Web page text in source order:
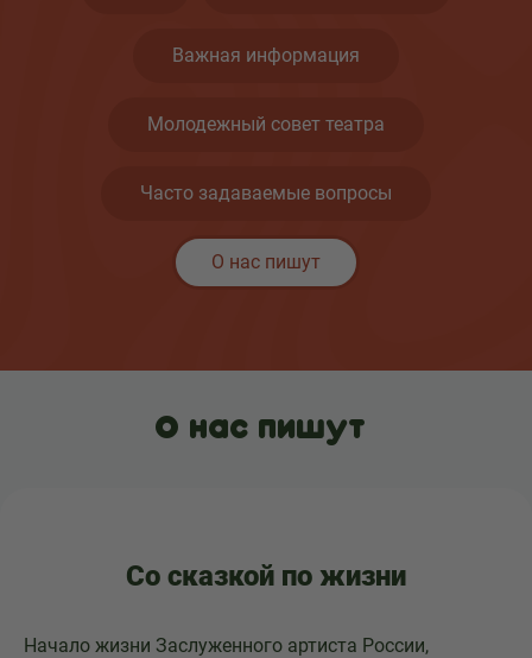
Важная информация
Молодежный совет театра
Часто задаваемые вопросы
О нас пишут
О нас пишут
Со сказкой по жизни
Начало жизни Заслуженного артиста России,